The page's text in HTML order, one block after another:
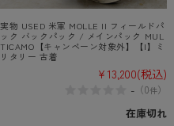
実物 USED 米軍 MOLLE II フィールドパ
ック バックパック / メインパック MUL
TICAMO【キャンペーン対象外】【I】ミ
リタリー 古着
¥13,200(税込)
- （0件）
在庫切れ